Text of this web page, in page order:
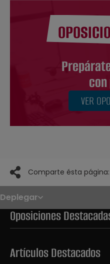
VER
Comparte ésta página:
Deplegar
Noticias
Oposiciones
Convocatorias
Paso paso
Oposiciones
Artículos Destacados